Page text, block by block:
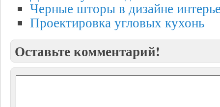
Черные шторы в дизайне
Проектировка угловых кухонь
Оставьте комментарий!